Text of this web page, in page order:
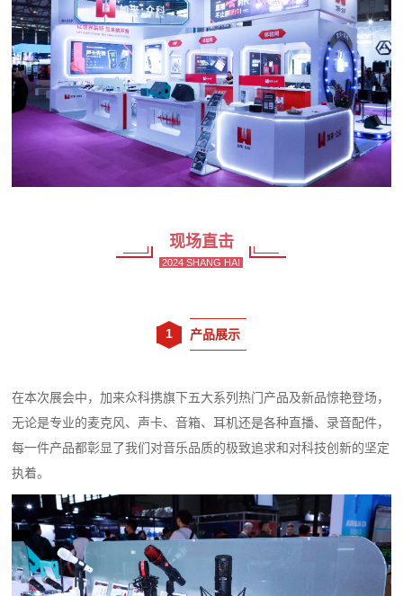
现场直击
2024 SHANG HAI
1 产品展示
在本次展会中，加来众科携旗下五大系列热门产品及新品惊艳登场，
无论是专业的麦克风、声卡、音箱、耳机还是各种直播、录音配件，
每一件产品都彰显了我们对音乐品质的极致追求和对科技创新的坚定
执着。